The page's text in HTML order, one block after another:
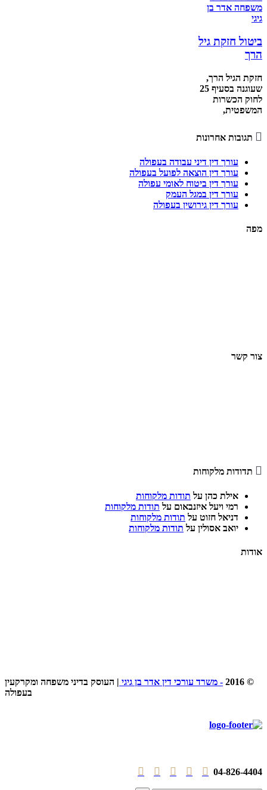
ביטול חזקת גיל
הרך
חזקת הגיל הרך,
שעוגנה בסעיף 25
לחוק הכשרות
המשפטית,
 תגובות אחרונות
עורך דין דיני עבודה בעפולה
עורך דין הוצאה לפועל בעפולה
עורך דין ביטוח לאומי עפולה
עורך דין במגל העמק
עורך דין גירושין בעפולה
מפה
צור קשר
 תדודות מלקוחות
אילת כהן על תודות מלקוחות
רמי ויעל איזנבאום על תודות מלקוחות
דניאל חזוט על תודות מלקוחות
יואב אסולין על תודות מלקוחות
אודות
© 2016 - משרד עורכי דין אדר בן גיגי | העוסק בדיני משפחה ומקרקעין
בעפולה
04-826-4404
    